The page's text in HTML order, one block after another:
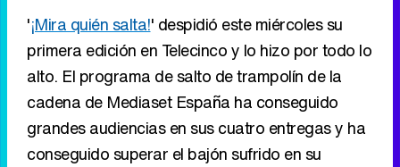
'¡Mira quién salta!' despidió este miércoles su
primera edición en Telecinco y lo hizo por todo lo
alto. El programa de salto de trampolín de la
cadena de Mediaset España ha conseguido
grandes audiencias en sus cuatro entregas y ha
conseguido superar el bajón sufrido en su